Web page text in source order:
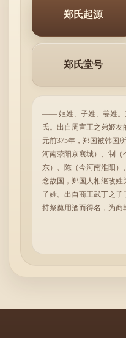
郑氏起源
郑氏堂号
—— 姬姓、子姓、姜姓。
氏。出自周宣王之弟姬
元前375年，郑国被韩国
河南荥阳京襄城）、制（
东）、陈（今河南淮阳
念故国，郑国人相继改姓
子姓。出自商王武丁之子
持祭奠用酒而得名，为商